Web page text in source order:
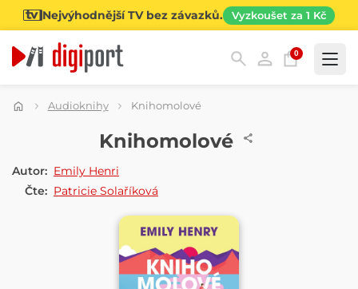
Nejvýhodnější TV bez závazků. Vyzkoušet za 1 Kč
0
Kategorie
Audioknihy Knihomolové
Knihomolové
Autor: Emily Henri
Čte: Patricie Solaříková